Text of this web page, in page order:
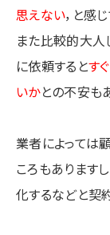
思えない，と感
また比較的大人
に依頼するとす
いかとの不安も
業者によっては
ころもあります
化するなどと契